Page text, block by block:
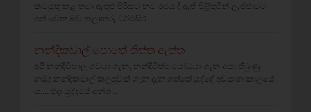
කටයුතු කළ තමා ඇතුළු පිරිසට නව රජය දී ඇති පිළිතුරින් ලැජ්ජාවට
පත් වෙන බව කලාකරු ධර්මසිර...
නන්දිකඩාල් පොතේ තිත්ත ඇත්ත
අපි නන්දිවිසාල ගවයා ගැන, නන්දිමිත්ර යෝධයා ගැන අසා තිබුණු
නමුදු නන්දිකඩාල් කලපුවක් ගැන දැන ගත්තේ යුද්දේ අවසාන කාලයේ
ය.... එදා යුද්දයේ අන්ත...